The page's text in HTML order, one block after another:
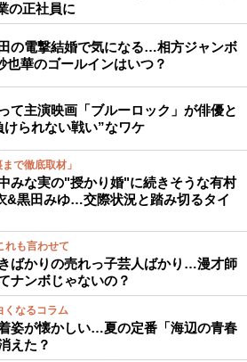
の正社員に
の電撃結婚で気になる…相方ジャンボ
也華のゴールインはいつ？
て主演映画「ブルーロック」が俳優と
けられない戦い”なワケ
で徹底取材」
みな実の"授かり婚"に続きそうな有村
&黒田みゆ…交際状況と踏み切るタイ
れも言わせて
ばかりの売れっ子芸人ばかり…漫才師
ナンボじゃないの？
くなるコラム
姿が懐かしい…夏の定番「海辺の青春
えた？